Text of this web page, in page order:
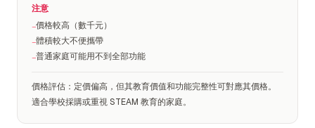
注意
−價格較高（數千元）
−體積較大不便攜帶
−普通家庭可能用不到全部功能
價格評估 ： 定價偏高，但其教育價值和功能完整性可對應其價格。
適合學校採購或重視 STEAM 教育的家庭。